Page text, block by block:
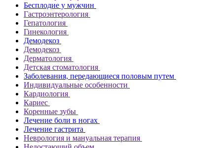
Бесплодие у мужчин
Гастроэнтерология
Гепатология
Гинекология
Демодекоз
Демодекоз
Дерматология
Детская стоматология
Заболевания, передающиеся половым путем
Индивидуальные особенности
Кардиология
Кариес
Коренные зубы
Лечение боли в ногах
Лечение гастрита
Неврология и мануальная терапия